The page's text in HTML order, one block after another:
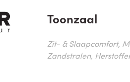
Toonzaal
Zit- & Slaapcomfort,
Zandstralen,